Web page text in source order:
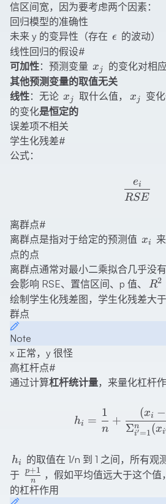
信区间宽，因为要考虑两个因素：
回归模型的准确性
未来 y 的变异性（存在 \epsilon
ϵ 的波动）
线性回归的假设#
可加性：预测变量 x_j
xj 的变化对相
其他预测变量的取值无关
线性：无论 x_j
xj 取什么值， x_j
xj
变
的变化是恒定的
误差项不相关
学生化残差#
公式：
RSE
ei
离群点#
离群点是指对于给定的预测值 x_i
xi
点的点
离群点通常对最小二乘拟合几乎没
会影响 RSE、置信区间、p 值、
R2
绘制学生化残差图，学生化残差大
群点
Note
x 正常，y 很怪
高杠杆点#
通过计算杠杆统计量，来量化杠杆作
hi =
n
1
+
Σi′=1
n (xi
(xi −
h_i
hi
的取值在 1/n 到 1 之间，所有观
于 \frac{p+1}
{n}
n
p+1 ，假如平均值远大于这个
的杠杆作用